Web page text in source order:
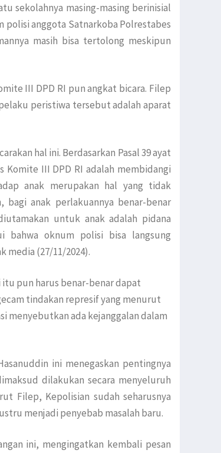
sekolahnya masing-masing berinisial
polisi anggota Satnarkoba Polrestabes
masih bisa tertolong meskipun
III DPD RI pun angkat bicara. Filep
peristiwa tersebut adalah aparat
hal ini. Berdasarkan Pasal 39 ayat
Komite III DPD RI adalah membidangi
anak merupakan hal yang tidak
anak perlakuannya benar-benar
untuk anak adalah pidana
bahwa oknum polisi bisa langsung
media (27/11/2024).
pun harus benar-benar dapat
tindakan represif yang menurut
menyebutkan ada kejanggalan dalam
ini menegaskan pentingnya
dilakukan secara menyeluruh
Filep, Kepolisian sudah seharusnya
menjadi penyebab masalah baru.
ini, mengingatkan kembali pesan